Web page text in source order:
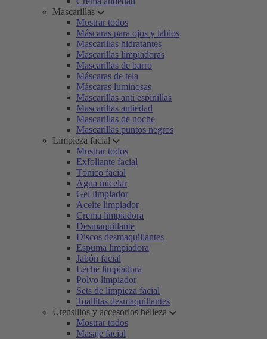
Mascarillas
Mostrar todos
Máscaras para ojos y labios
Mascarillas hidratantes
Mascarillas limpiadoras
Mascarillas de barro
Máscaras de tela
Máscaras luminosas
Mascarillas anti espinillas
Mascarillas antiedad
Mascarillas de noche
Mascarillas puntos negros
Limpieza facial
Mostrar todos
Exfoliante facial
Tónico facial
Agua micelar
Gel limpiador
Aceite limpiador
Crema limpiadora
Desmaquillante
Discos desmaquillantes
Espuma limpiadora
Jabón facial
Leche limpiadora
Polvo limpiador
Sets de limpieza facial
Toallitas desmaquillantes
Utensilios y accesorios belleza
Mostrar todos
Masaje facial